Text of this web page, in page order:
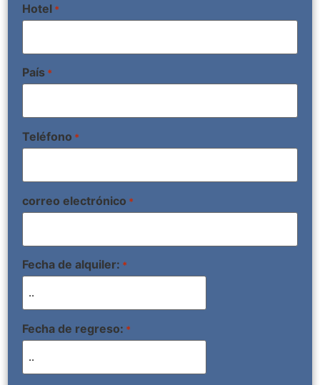
Hotel *
País *
Teléfono *
correo electrónico *
Fecha de alquiler: *
Fecha de regreso: *